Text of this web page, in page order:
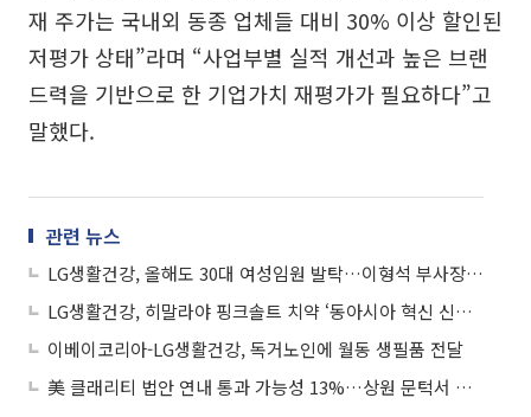
재 주가는 국내외 동종 업체들 대비 30% 이상 할인된
저평가 상태”라며 “사업부별 실적 개선과 높은 브랜
드력을 기반으로 한 기업가치 재평가가 필요하다”고
말했다.
관련 뉴스
LG생활건강, 올해도 30대 여성임원 발탁…이형석 부사장 승진
LG생활건강, 히말라야 핑크솔트 치약 ‘동아시아 혁신 신제품’ 선정
이베이코리아-LG생활건강, 독거노인에 월동 생필품 전달
美 클래리티 법안 연내 통과 가능성 13%…상원 문턱서 제동